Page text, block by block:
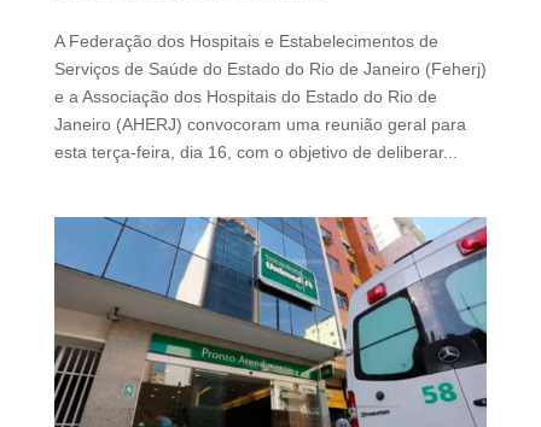
A Federação dos Hospitais e Estabelecimentos de
Serviços de Saúde do Estado do Rio de Janeiro (Feherj)
e a Associação dos Hospitais do Estado do Rio de
Janeiro (AHERJ) convocoram uma reunião geral para
esta terça-feira, dia 16, com o objetivo de deliberar...